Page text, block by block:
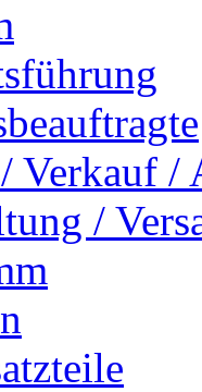
Verkauf /
/